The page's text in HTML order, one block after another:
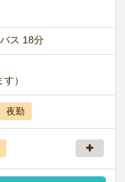
ス 18分
）
夜勤